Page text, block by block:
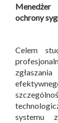
Menedżer
ochrony
Celem
systemu